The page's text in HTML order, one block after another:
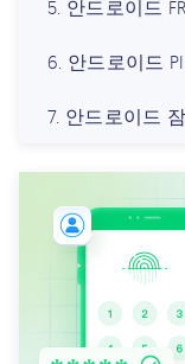
5. 안드로이드
6. 안드로이드
7. 안드로이드